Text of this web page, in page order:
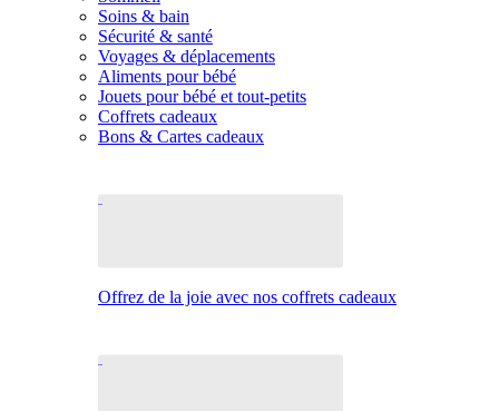
Soins & bain
Sécurité & santé
Voyages & déplacements
Aliments pour bébé
Jouets pour bébé et tout-petits
Coffrets cadeaux
Bons & Cartes cadeaux
Offrez de la joie avec nos coffrets cadeaux